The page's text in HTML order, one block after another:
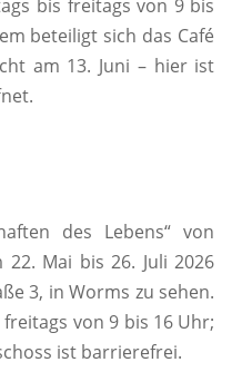
bis freitags von 9 bis
beteiligt sich das Café
am 13. Juni – hier ist
des Lebens“ von
Mai bis 26. Juli 2026
3, in Worms zu sehen.
von 9 bis 16 Uhr;
ist barrierefrei.